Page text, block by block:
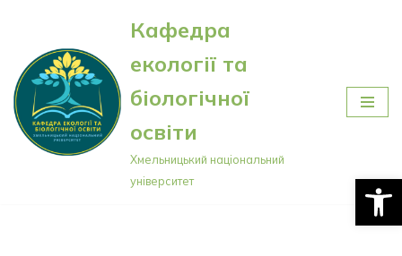
Перейти
до
вмісту
Кафедра
екології та
біологічної
освіти
Хмельницький національний
університет